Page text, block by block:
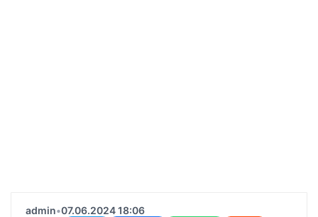
admin•07.06.2024 18:06